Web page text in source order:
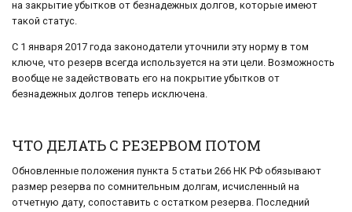
на закрытие убытков от безнадежных долгов, которые имеют
такой статус.
С 1 января 2017 года законодатели уточнили эту норму в том
ключе, что резерв всегда используется на эти цели. Возможность
вообще не задействовать его на покрытие убытков от
безнадежных долгов теперь исключена.
ЧТО ДЕЛАТЬ С РЕЗЕРВОМ ПОТОМ
Обновленные положения пункта 5 статьи 266 НК РФ обязывают
размер резерва по сомнительным долгам, исчисленный на
отчетную дату, сопоставить с остатком резерва. Последний